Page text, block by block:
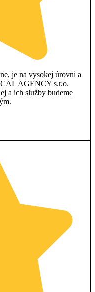
je na vysokej úrovni a
AGENCY s.r.o.
a ich služby budeme